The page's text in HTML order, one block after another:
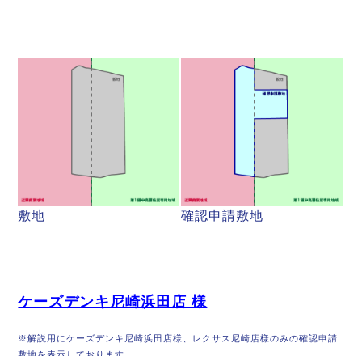
敷地 確認申請敷地
ケーズデンキ尼崎浜田店 様
※解説用にケーズデンキ尼崎浜田店様、レクサス尼崎店様のみの確認申請